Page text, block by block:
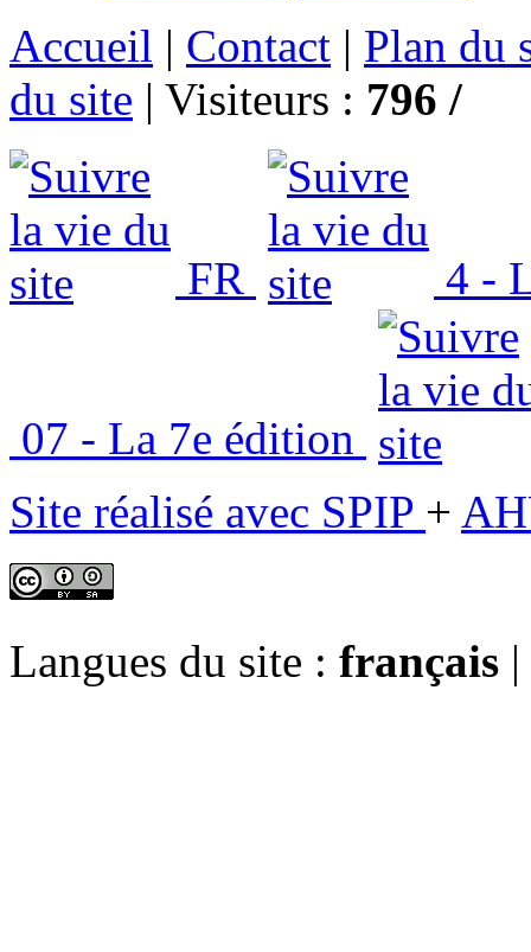
Accueil | Contact | Plan du
du site | Visiteurs : 796 /
FR 4 -
07 - La 7e édition
Site réalisé avec SPIP +
Langues du site : français |